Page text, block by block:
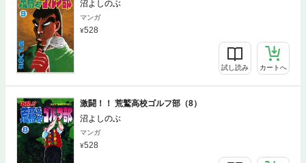
沼よしのぶ
マンガ
528
試し読み カートへ
激闘！！ 荒鷲高校ゴルフ部（8）
沼よしのぶ
マンガ
528